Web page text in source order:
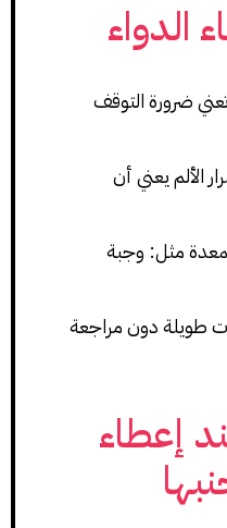
الدواء
ضرورة التوقف
الألم يعني أن
مثل: وجبة
طويلة دون مراجعة
إعطاء